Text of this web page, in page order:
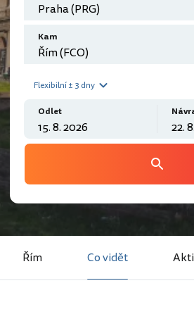
Kam
Flexibilní ± 3 dny
Odlet
Řím Co vidět